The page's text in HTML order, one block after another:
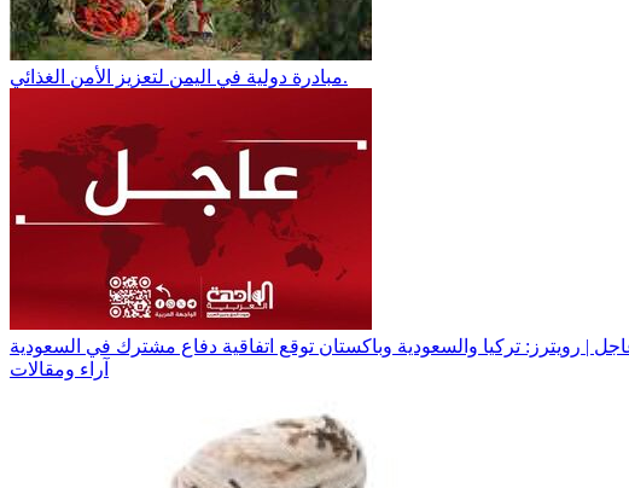
مبادرة دولية في اليمن لتعزيز الأمن الغذائي.
آراء ومقالات